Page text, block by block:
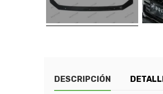
DESCRIPCIÓN